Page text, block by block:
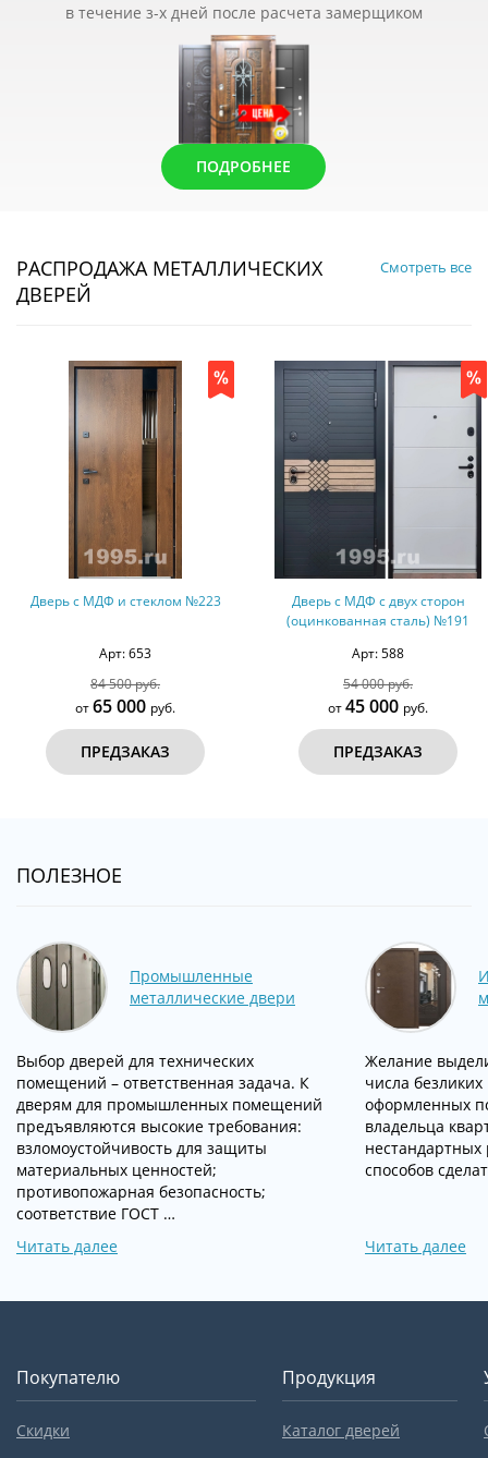
в течение з-х дней после расчета замерщиком
ПОДРОБНЕЕ
РАСПРОДАЖА МЕТАЛЛИЧЕСКИХ
ДВЕРЕЙ
Смотреть все
с МДФ и стеклом №223
Арт: 653
84 500 руб.
65 000 руб.
ПРЕДЗАКАЗ
Дверь с МДФ с двух сторон
(оцинкованная сталь) №191
Арт: 588
54 000 руб.
45 000 руб.
ПРЕДЗАКАЗ
ПОЛЕЗНОЕ
Промышленные
металлические двери
Выбор дверей для технических
помещений – ответственная задача. К
дверям для промышленных помещений
предъявляются высокие требования:
взломоустойчивость для защиты
материальных ценностей;
противопожарная безопасность;
соответствие ГОСТ …
Читать далее
Желание
числа
оформленных
владельца
способов
Читать далее
Покупателю
Скидки
Продукция
Каталог дверей